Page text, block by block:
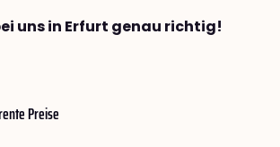
uns in Erfurt genau richtig!
Preise